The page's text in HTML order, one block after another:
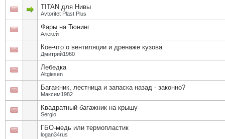
TITAN для Нивы
Avtoritet Plast Plus
Фары на Тюнинг
Алекей
Кое-что о вентиляции и дренаже кузова
Дмитрий1960
Лебедка
Altgiesen
Багажник, лестница и запаска назад - законно?
Максим1982
Квадратный багажник на крышу
Sergio
ГБО-медь или термопластик
logan34rus